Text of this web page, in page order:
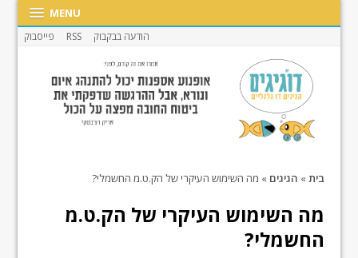
MENU
הודעה בבקבוק RSS פייסבוק
בית» הגיגים » מה השימוש העיקרי של הק.ט.מ החשמלי?
מה השימוש העיקרי של הק.ט.מ
החשמלי?